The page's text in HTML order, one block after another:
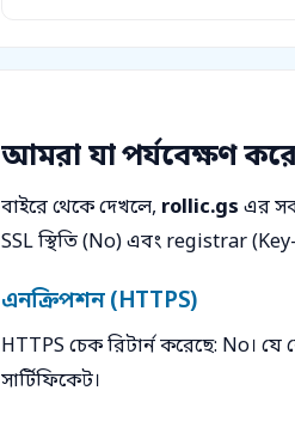
আমরা যা পর্যবেক্ষণ
বাইরে থেকে দেখলে, rollic.gs এর
SSL স্থিতি (No) এবং registrar
এনক্রিপশন (HTTPS)
HTTPS চেক রিটার্ন করেছে: No।
সার্টিফিকেট।